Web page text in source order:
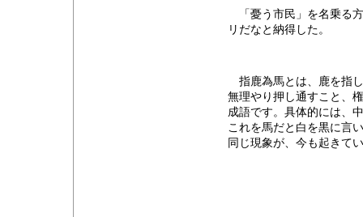
「憂う市民」を名乗る
リだなと納得した。
指鹿為馬とは、鹿を指
無理やり押し通すこと、
成語です。具体的には、
これを馬だと白を黒に言
同じ現象が、今も起きて